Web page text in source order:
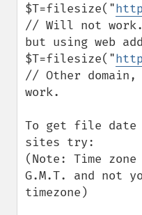
$T=filesize("
// Will not work.
but using web
$T=filesize("
// Other
work.
To get file date
sites try:
(Note: Time
G.M.T. and not
timezone)